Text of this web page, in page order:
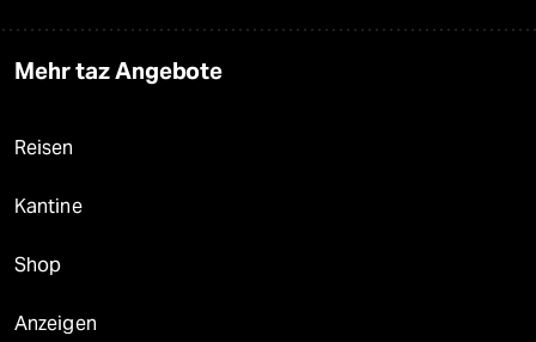
Mehr taz Angebote
Reisen
Kantine
Shop
Anzeigen